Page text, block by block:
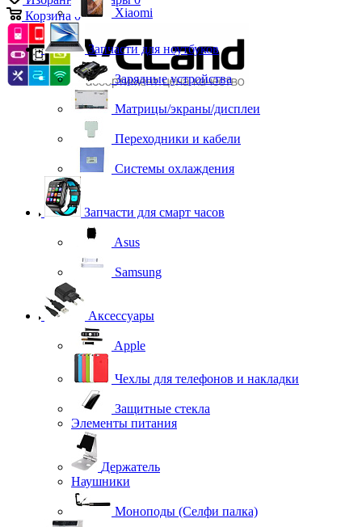
Корзина 0 Xiaomi
Запчасти для ноутбуков
Зарядные устройства
Матрицы/экраны/дисплеи
Переходники и кабели
Системы охлаждения
Запчасти для смарт часов
Asus
Samsung
Аксессуары
Apple
Чехлы для телефонов и накладки
Защитные стекла
Элементы питания
Держатель
Наушники
Моноподы (Селфи палка)